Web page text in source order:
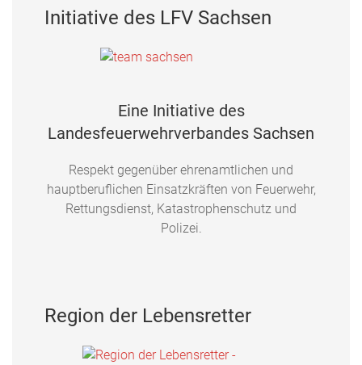
Initiative des LFV Sachsen
Eine Initiative des
Landesfeuerwehrverbandes Sachsen
Respekt gegenüber ehrenamtlichen und
hauptberuflichen Einsatzkräften von Feuerwehr,
Rettungsdienst, Katastrophenschutz und
Polizei.
Region der Lebensretter